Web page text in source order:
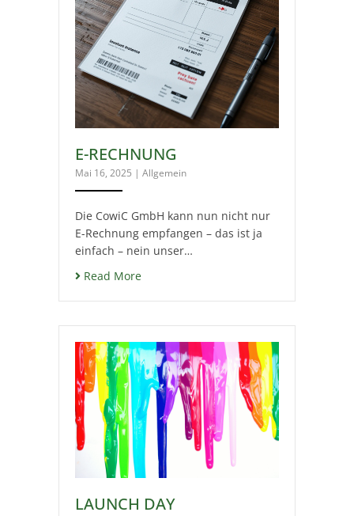
E-RECHNUNG
Mai 16, 2025 | Allgemein
Die CowiC GmbH kann nun nicht nur
E-Rechnung empfangen – das ist ja
einfach – nein unser…
Read More
LAUNCH DAY